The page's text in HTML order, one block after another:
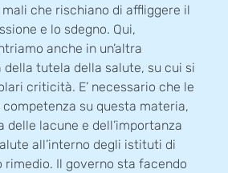
che rischiano di affliggere il
e lo sdegno. Qui,
anche in un’altra
della tutela della salute, su cui si
criticità. E’ necessario che le
su questa materia,
delle lacune e dell’importanza
all’interno degli istituti di
rimedio. Il governo sta facendo